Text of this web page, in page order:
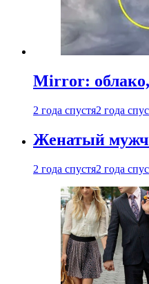
Mirror:
2 года спустя2 года
Женатый
2 года спустя2 года